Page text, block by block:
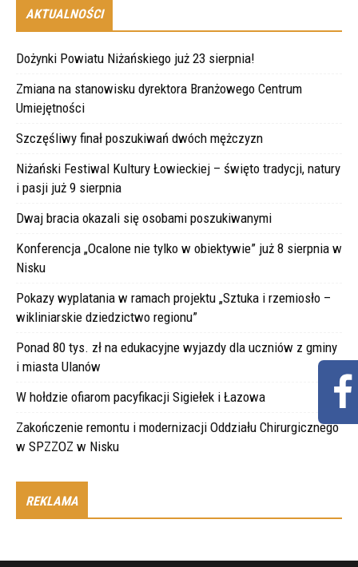
AKTUALNOŚCI
Dożynki Powiatu Niżańskiego już 23 sierpnia!
Zmiana na stanowisku dyrektora Branżowego Centrum
Umiejętności
Szczęśliwy finał poszukiwań dwóch mężczyzn
Niżański Festiwal Kultury Łowieckiej – święto tradycji, natury
i pasji już 9 sierpnia
Dwaj bracia okazali się osobami poszukiwanymi
Konferencja „Ocalone nie tylko w obiektywie” już 8 sierpnia w
Nisku
Pokazy wyplatania w ramach projektu „Sztuka i rzemiosło –
wikliniarskie dziedzictwo regionu”
Ponad 80 tys. zł na edukacyjne wyjazdy dla uczniów z gminy
i miasta Ulanów
W hołdzie ofiarom pacyfikacji Sigiełek i Łazowa
Zakończenie remontu i modernizacji Oddziału Chirurgicznego
w SPZZOZ w Nisku
REKLAMA